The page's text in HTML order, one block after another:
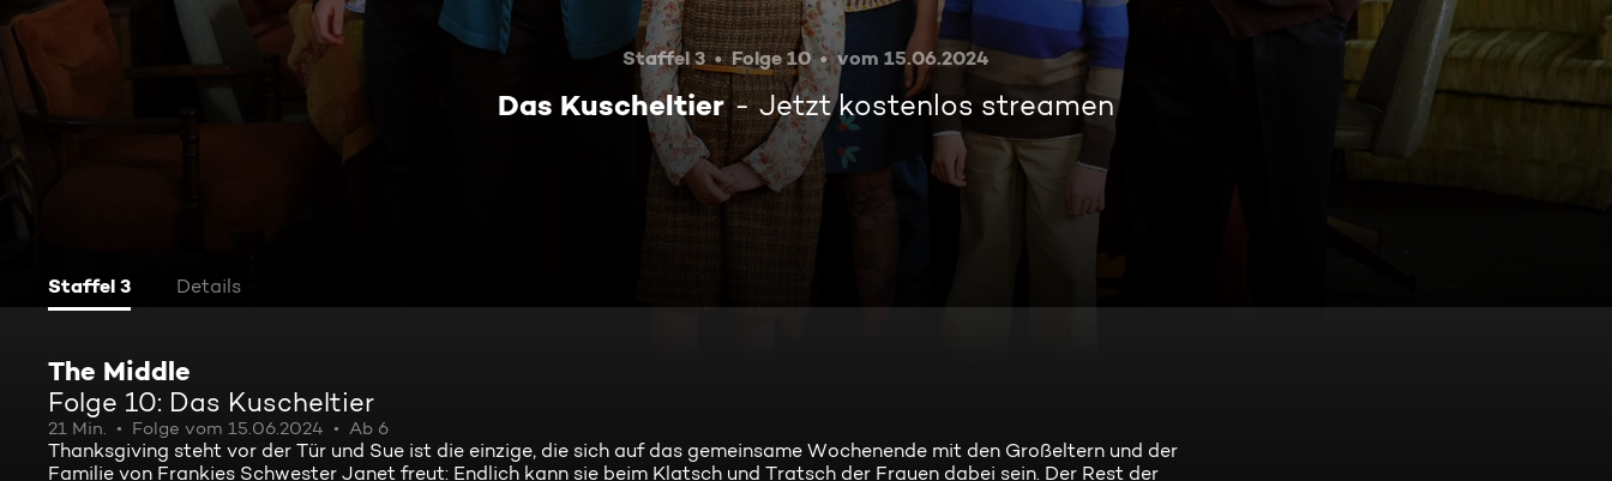
Staffel 3 Folge 10 vom 15.06.2024
Das Kuscheltier Jetzt kostenlos streamen
Staffel 3 Details
The Middle
Folge 10: Das Kuscheltier
21 Min. Folge vom 15.06.2024 Ab 6
Thanksgiving steht vor der Tür und Sue ist die einzige, die sich auf das gemeinsame Wochenende mit den Großeltern und der
Familie von Frankies Schwester Janet freut: Endlich kann sie beim Klatsch und Tratsch der Frauen dabei sein. Der Rest der